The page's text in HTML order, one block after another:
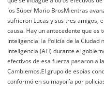
los Súper Mario BrosMientras
sufrieron Lucas y sus tres amigos,
causa. Hay un antecedente que es
Inteligencia: la Policía de la Ciudad
Inteligencia (AFI) durante el
efectivos de esa fuerza pasaron a
Cambiemos.El grupo de espías
conformó en su mayoría por